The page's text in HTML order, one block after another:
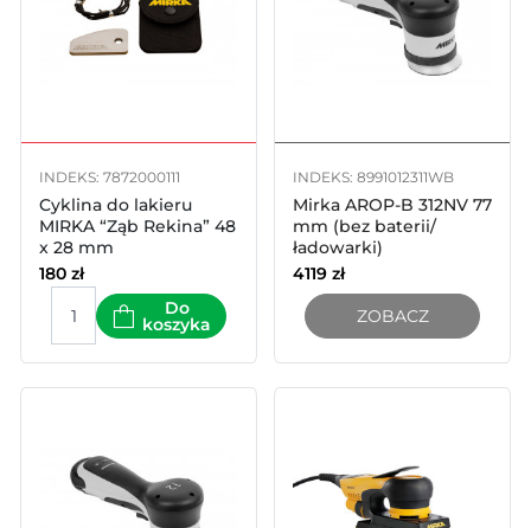
INDEKS: 7872000111
Cyklina do lakieru
MIRKA “Ząb Rekina” 48
x 28 mm
180 zł
Do
koszyka
INDEKS: 8991012311WB
Mirka AROP-B 312NV 77
mm (bez baterii/
ładowarki)
4119 zł
ZOBACZ